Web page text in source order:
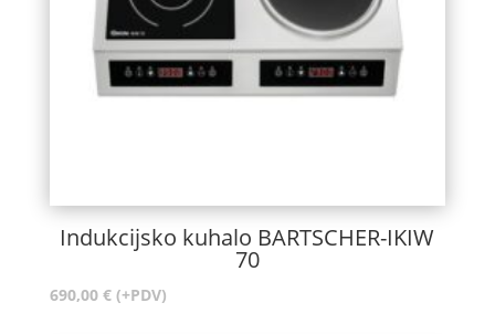
Indukcijsko kuhalo BARTSCHER-IKIW
70
690,00 € (+PDV)